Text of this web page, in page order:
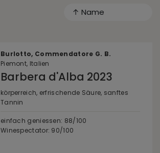
↑ Name
Burlotto, Commendatore G. B.
Piemont, Italien
Barbera d'Alba 2023
körperreich, erfrischende Säure, sanftes
Tannin
einfach geniessen: 88/100
Winespectator: 90/100